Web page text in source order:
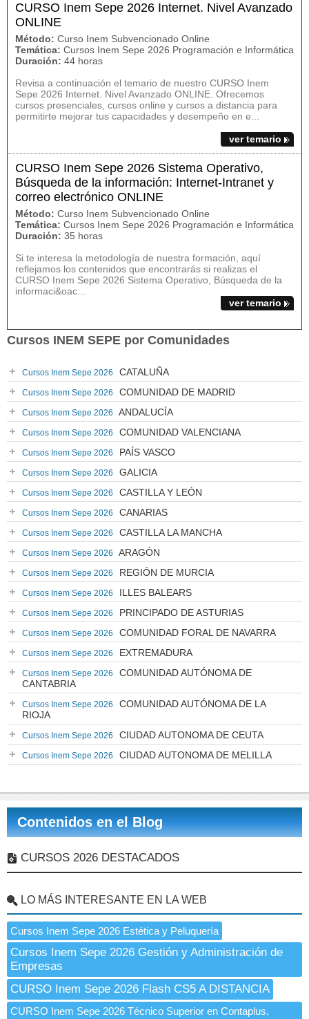
CURSO Inem Sepe 2026 Internet. Nivel Avanzado
ONLINE
Método: Curso Inem Subvencionado Online
Temática: Cursos Inem Sepe 2026 Programación e Informática
Duración: 44 horas
Revisa a continuación el temario de nuestro CURSO Inem
Sepe 2026 Internet. Nivel Avanzado ONLINE. Ofrecemos
cursos presenciales, cursos online y cursos a distancia para
permitirte mejorar tus capacidades y desempeño en e...
ver temario
CURSO Inem Sepe 2026 Sistema Operativo,
Búsqueda de la información: Internet-Intranet y
correo electrónico ONLINE
Método: Curso Inem Subvencionado Online
Temática: Cursos Inem Sepe 2026 Programación e Informática
Duración: 35 horas
Si te interesa la metodología de nuestra formación, aquí
reflejamos los contenidos que encontrarás si realizas el
CURSO Inem Sepe 2026 Sistema Operativo, Búsqueda de la
informaci&oac...
ver temario
Cursos INEM SEPE por Comunidades
Cursos Inem Sepe 2026 CATALUÑA
Cursos Inem Sepe 2026 COMUNIDAD DE MADRID
Cursos Inem Sepe 2026 ANDALUCÍA
Cursos Inem Sepe 2026 COMUNIDAD VALENCIANA
Cursos Inem Sepe 2026 PAÍS VASCO
Cursos Inem Sepe 2026 GALICIA
Cursos Inem Sepe 2026 CASTILLA Y LEÓN
Cursos Inem Sepe 2026 CANARIAS
Cursos Inem Sepe 2026 CASTILLA LA MANCHA
Cursos Inem Sepe 2026 ARAGÓN
Cursos Inem Sepe 2026 REGIÓN DE MURCIA
Cursos Inem Sepe 2026 ILLES BALEARS
Cursos Inem Sepe 2026 PRINCIPADO DE ASTURIAS
Cursos Inem Sepe 2026 COMUNIDAD FORAL DE NAVARRA
Cursos Inem Sepe 2026 EXTREMADURA
Cursos Inem Sepe 2026
COMUNIDAD AUTÓNOMA DE
CANTABRIA
Cursos Inem Sepe 2026
COMUNIDAD AUTÓNOMA DE LA
RIOJA
Cursos Inem Sepe 2026 CIUDAD AUTONOMA DE CEUTA
Cursos Inem Sepe 2026 CIUDAD AUTONOMA DE MELILLA
Contenidos en el Blog
CURSOS 2026 DESTACADOS
LO MÁS INTERESANTE EN LA WEB
Cursos Inem Sepe 2026 Estética y Peluquería
Cursos Inem Sepe 2026 Gestión y Administración de
Empresas
CURSO Inem Sepe 2026 Flash CS5 A DISTANCIA
CURSO Inem Sepe 2026 Técnico Superior en Contaplus,